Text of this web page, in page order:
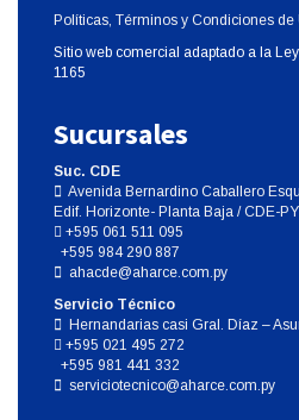
Políticas, Términos y Condiciones de
Sitio web comercial adaptado a la
1165
Sucursales
Suc. CDE
Avenida Bernardino Caballero
Edif. Horizonte- Planta Baja / CDE-PY
+595 061 511 095
+595 984 290 887
ahacde@aharce.com.py
Servicio Técnico
Hernandarias casi Gral. Díaz –
+595 021 495 272
+595 981 441 332
serviciotecnico@aharce.com.py